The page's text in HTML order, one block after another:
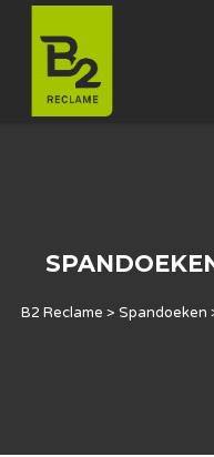
B2 Reclame > Spandoeken